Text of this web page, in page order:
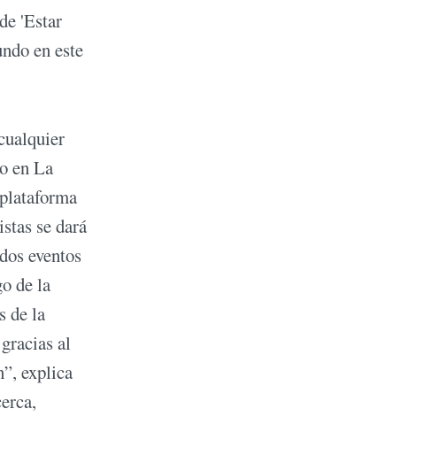
'Estar
en este
en La
se dará
eventos
de la
de la
al
explica